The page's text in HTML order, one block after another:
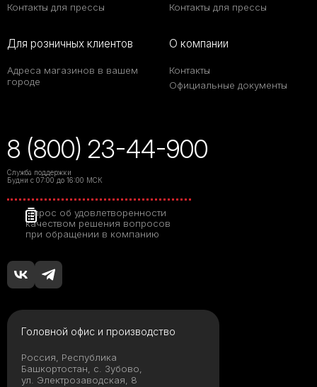
Контакты для прессы
Контакты для прессы
Для розничных клиентов
Адреса магазинов в вашем
городе
О компании
Контакты
Официальные документы
8 (800) 23-44-900
Служба поддержки
Будни с 07:00 до 16:00 МСК
Опрос об удовлетворенности
качеством решения вопросов
при обращении в компанию
Головной офис и производство
Россия, Республика
Башкортостан, с. Зубово,
ул. Электрозаводская, 8